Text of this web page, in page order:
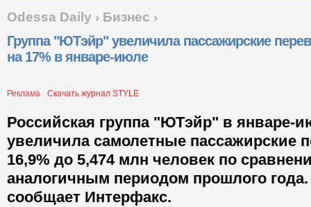
Odessa Daily › Бизнес ›
Группа "ЮТэйр" увеличила пассажирские
на 17% в январе-июле
Реклама Скачать журнал STYLE
Российская группа "ЮТэйр" в январе-
увеличила самолетные пассажирские
16,9% до 5,474 млн человек по
аналогичным периодом прошлого
сообщает Интерфакс.